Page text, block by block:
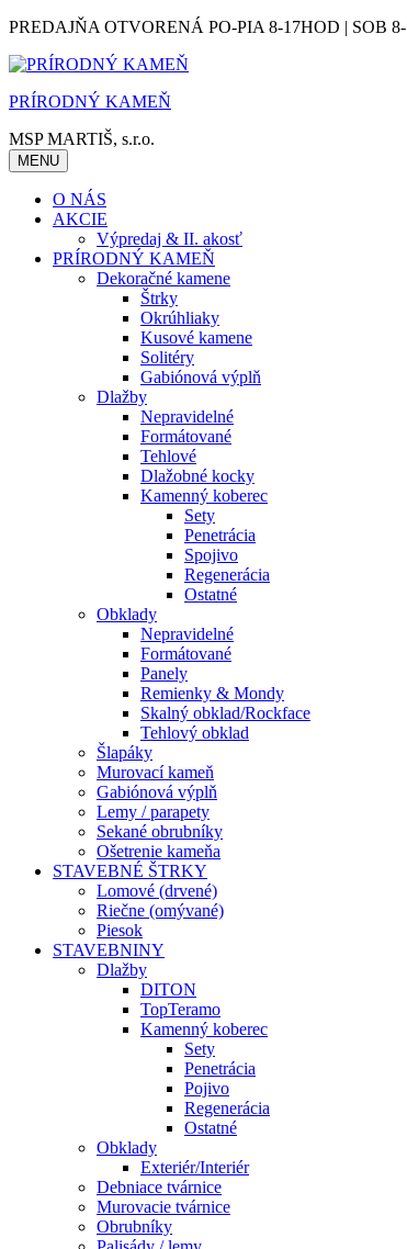
Skip
content
PREDAJŇA OTVORENÁ PO-PIA 8-17HOD | SOB
PRÍRODNÝ KAMEŇ
MSP MARTIŠ, s.r.o.
MENU
O NÁS
AKCIE
Výpredaj & II. akosť
PRÍRODNÝ KAMEŇ
Dekoračné kamene
Štrky
Okrúhliaky
Kusové kamene
Solitéry
Gabiónová výplň
Dlažby
Nepravidelné
Formátované
Tehlové
Dlažobné kocky
Kamenný koberec
Sety
Penetrácia
Spojivo
Regenerácia
Ostatné
Obklady
Nepravidelné
Formátované
Panely
Remienky & Mondy
Skalný obklad/Rockface
Tehlový obklad
Šlapáky
Murovací kameň
Gabiónová výplň
Lemy / parapety
Sekané obrubníky
Ošetrenie kameňa
STAVEBNÉ ŠTRKY
Lomové (drvené)
Riečne (omývané)
Piesok
STAVEBNINY
Dlažby
DITON
TopTeramo
Kamenný koberec
Sety
Penetrácia
Pojivo
Regenerácia
Ostatné
Obklady
Exteriér/Interiér
Debniace tvárnice
Murovacie tvárnice
Obrubníky